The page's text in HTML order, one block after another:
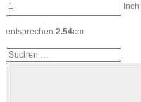
Inch
entsprechen 2.54cm
Suchen